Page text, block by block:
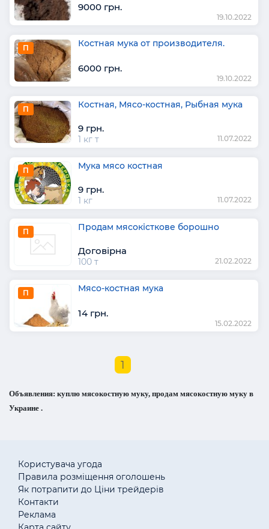
9000 грн.
19.10.2022
П Костная мука от производителя.
6000 грн.
19.10.2022
П Костная, Мясо-костная, Рыбная мука
9 грн.
1 кг т 11.07.2022
П Мука мясо костная
9 грн.
1 кг 11.07.2022
П Продам мясокісткове борошно
Договірна
100 т 21.02.2022
П Мясо-костная мука
14 грн.
15.02.2022
1
Объявления: куплю мясокостную муку, продам мясокостную муку в
Украине .
Користувача угода
Правила розміщення оголошень
Як потрапити до Ціни трейдерів
Контакти
Реклама